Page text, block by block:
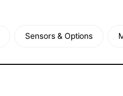
Sensors & Options